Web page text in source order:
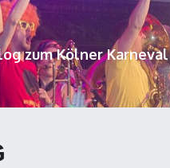
zum Kölner Karneval